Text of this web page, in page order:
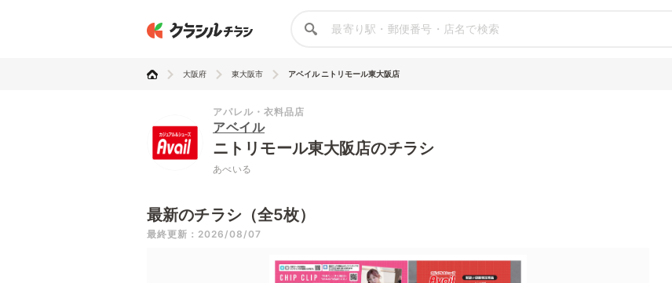
大阪府 東大阪市 アベイル ニトリモール東大阪店
アパレル・衣料品店
アベイル
ニトリモール東大阪店のチラシ
あべいる
最新のチラシ（全5枚）
最終更新：2026/08/07